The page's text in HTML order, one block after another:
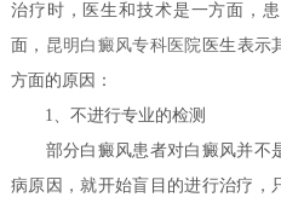
治疗时，医生和技术是一方面，
面， 昆明白癜风专科医院 医生表示
方面的原因：
1、不进行专业的检测
部分白癜风患者对白癜风并不
病原因，就开始盲目的进行治疗，